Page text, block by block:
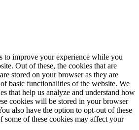
to improve your experience while you
Out of these, the cookies that are
stored on your browser as they are
basic functionalities of the website. We
that help us analyze and understand how
cookies will be stored in your browser
also have the option to opt-out of these
some of these cookies may affect your